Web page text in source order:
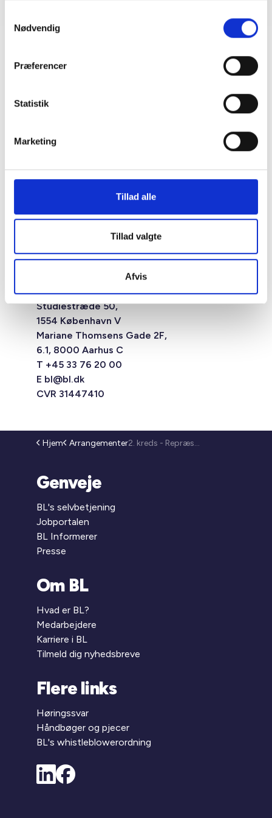
Nødvendig
Præferencer
Statistik
Marketing
Tillad alle
Tillad valgte
Afvis
Studiestræde 50,
1554 København V
Mariane Thomsens Gade 2F,
6.1, 8000 Aarhus C
T +45 33 76 20 00
E bl@bl.dk
CVR 31447410
Hjem Arrangementer 2. kreds - Repræsentantmøde. (25-218)
Genveje
BL's selvbetjening
Jobportalen
BL Informerer
Presse
Om BL
Hvad er BL?
Medarbejdere
Karriere i BL
Tilmeld dig nyhedsbreve
Flere links
Høringssvar
Håndbøger og pjecer
BL's whistleblowerordning